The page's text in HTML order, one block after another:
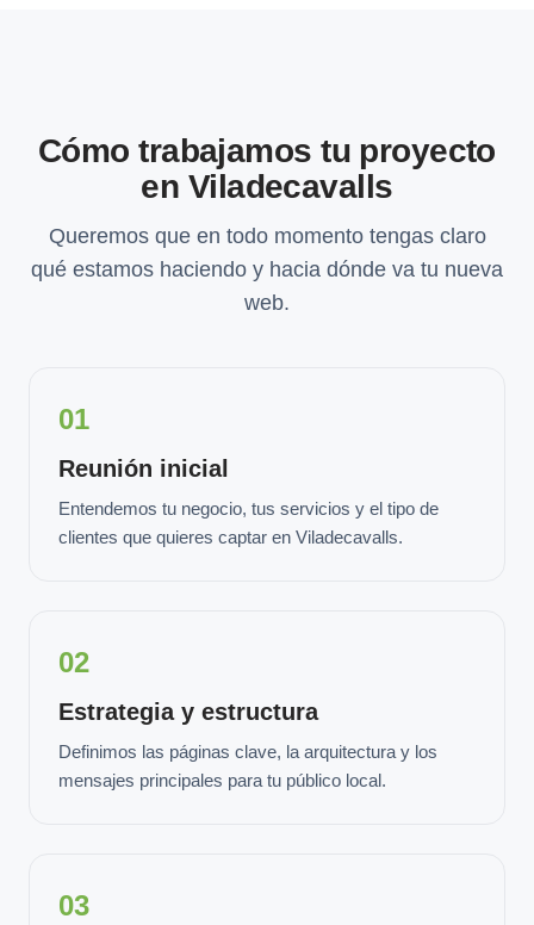
Cómo trabajamos tu proyecto
en Viladecavalls
Queremos que en todo momento tengas claro
qué estamos haciendo y hacia dónde va tu nueva
web.
01
Reunión inicial
Entendemos tu negocio, tus servicios y el tipo de
clientes que quieres captar en Viladecavalls.
02
Estrategia y estructura
Definimos las páginas clave, la arquitectura y los
mensajes principales para tu público local.
03